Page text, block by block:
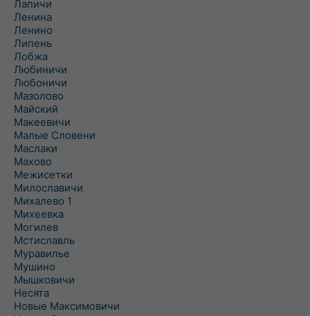
Лапичи
Ленина
Ленино
Липень
Лобжа
Любиничи
Любоничи
Мазолово
Майский
Макеевичи
Малые Словени
Маслаки
Махово
Межисетки
Милославичи
Михалево 1
Михеевка
Могилев
Мстиславль
Муравилье
Мушино
Мышковичи
Несята
Новые Максимовичи